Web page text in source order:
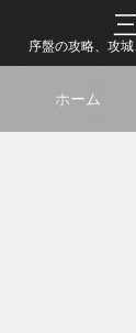
序盤の攻略、攻
ホーム